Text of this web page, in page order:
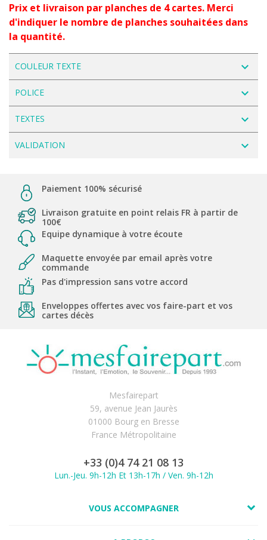
Prix et livraison par planches de 4 cartes. Merci
d'indiquer le nombre de planches souhaitées dans
la quantité.
COULEUR TEXTE navigate_next
POLICE navigate_next
TEXTES navigate_next
VALIDATION navigate_next
Paiement 100% sécurisé
Livraison gratuite en point relais FR à partir de
100€
Equipe dynamique à votre écoute
Maquette envoyée par email après votre
commande
Pas d'impression sans votre accord
Enveloppes offertes avec vos faire-part et vos
cartes décès
Mesfairepart
59, avenue Jean Jaurès
01000 Bourg en Bresse
France Métropolitaine
+33 (0)4 74 21 08 13
Lun.-Jeu. 9h-12h Et 13h-17h / Ven. 9h-12h
VOUS ACCOMPAGNER